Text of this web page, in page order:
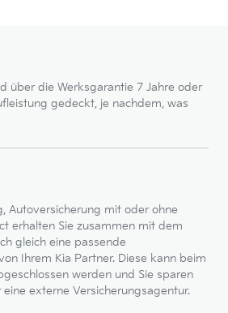
über die Werksgarantie 7 Jahre oder
gedeckt, je nachdem, was
Autoversicherung mit oder ohne
erhalten Sie zusammen mit dem
gleich eine passende
Ihrem Kia Partner. Diese kann beim
werden und Sie sparen
externe Versicherungsagentur.